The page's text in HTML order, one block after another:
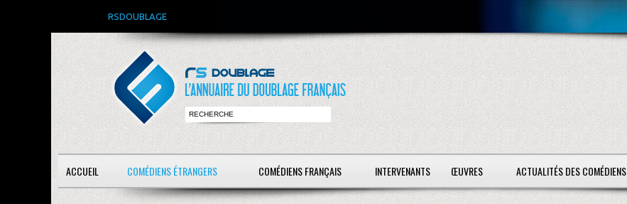
RSDOUBLAGE
ACCUEIL COMÉDIENS ÉTRANGERS COMÉDIENS FRANÇAIS INTERVENANTS ŒUVRES ACTUALITÉS DES COMÉDIENS